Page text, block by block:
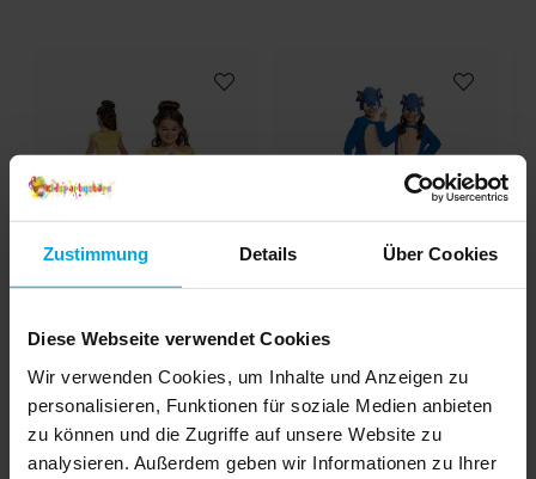
Zustimmung Details Über Cookies
Diese Webseite verwendet Cookies
Wir verwenden Cookies, um Inhalte und Anzeigen zu
personalisieren, Funktionen für soziale Medien anbieten
zu können und die Zugriffe auf unsere Website zu
analysieren. Außerdem geben wir Informationen zu Ihrer
Disney Belle
6 Jahre
36,90 €
IN DEN KORB
Sonic Kinderkostüm 7-8
22,99 €
IN DEN KORB